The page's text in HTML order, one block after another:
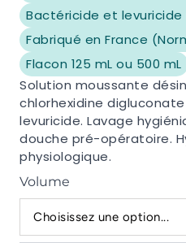
Bactéricide et levuricide
Fabriqué en France
Flacon 125 mL ou 500 mL
Solution moussante
chlorhexidine
levuricide. Lavage
douche pré-opératoire.
physiologique.
Volume
Choisissez une option...